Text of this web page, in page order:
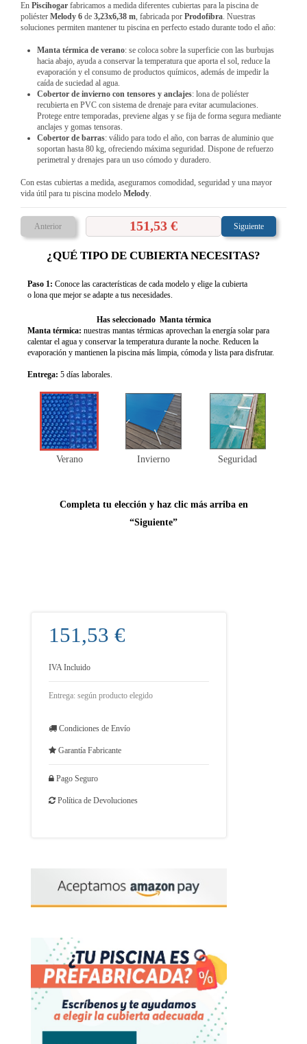
En Piscihogar fabricamos a medida diferentes cubiertas para la piscina de
poliéster Melody 6 de 3,23x6,38 m, fabricada por Prodofibra. Nuestras
soluciones permiten mantener tu piscina en perfecto estado durante todo el año:
Manta térmica de verano: se coloca sobre la superficie con las burbujas
hacia abajo, ayuda a conservar la temperatura que aporta el sol, reduce la
evaporación y el consumo de productos químicos, además de impedir la
caída de suciedad al agua.
Cobertor de invierno con tensores y anclajes: lona de poliéster
recubierta en PVC con sistema de drenaje para evitar acumulaciones.
Protege entre temporadas, previene algas y se fija de forma segura mediante
anclajes y gomas tensoras.
Cobertor de barras: válido para todo el año, con barras de aluminio que
soportan hasta 80 kg, ofreciendo máxima seguridad. Dispone de refuerzo
perimetral y drenajes para un uso cómodo y duradero.
Con estas cubiertas a medida, aseguramos comodidad, seguridad y una mayor
vida útil para tu piscina modelo Melody.
Anterior 151,53 € Siguiente
¿QUÉ TIPO DE CUBIERTA NECESITAS?
Paso 1: Conoce las características de cada modelo y elige la cubierta
o lona que mejor se adapte a tus necesidades.
Has seleccionado Manta térmica
Manta térmica: nuestras mantas térmicas aprovechan la energía solar para
calentar el agua y conservar la temperatura durante la noche. Reducen la
evaporación y mantienen la piscina más limpia, cómoda y lista para disfrutar.
Entrega: 5 días laborales.
Verano Invierno Seguridad
Completa tu elección y haz clic más arriba en
“Siguiente”
151,53 €
IVA Incluido
Entrega: según producto elegido
Condiciones de Envío
Garantía Fabricante
Pago Seguro
 Política de Devoluciones